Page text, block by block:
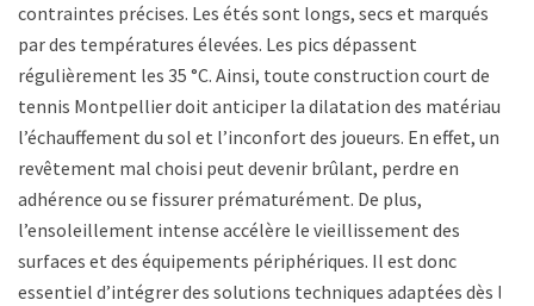
contraintes précises. Les étés sont longs, secs et marqués
par des températures élevées. Les pics dépassent
régulièrement les 35 °C. Ainsi, toute construction court de
tennis Montpellier doit anticiper la dilatation des matériaux,
l’échauffement du sol et l’inconfort des joueurs. En effet, un
revêtement mal choisi peut devenir brûlant, perdre en
adhérence ou se fissurer prématurément. De plus,
l’ensoleillement intense accélère le vieillissement des
surfaces et des équipements périphériques. Il est donc
essentiel d’intégrer des solutions techniques adaptées dès la